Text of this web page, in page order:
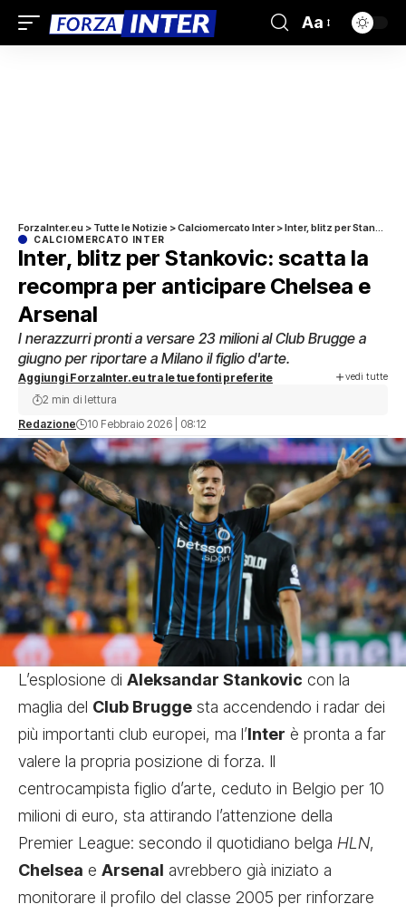
Aa
ForzaInter.eu > Tutte le Notizie >Calciomercato Inter>Inter, blitz per Stankovic: scatta la recompra per anticipare Chelsea e Arsenal
CALCIOMERCATO INTER
Inter, blitz per Stankovic: scatta la
recompra per anticipare Chelsea e
Arsenal
I nerazzurri pronti a versare 23 milioni al Club Brugge a
giugno per riportare a Milano il figlio d'arte.
Aggiungi ForzaInter.eu tra le tue fonti preferite vedi tutte
Redazione 10 Febbraio 2026 | 08:12
2 min di lettura
L’esplosione di Aleksandar Stankovic con la
maglia del Club Brugge sta accendendo i radar dei
più importanti club europei, ma l’Inter è pronta a far
valere la propria posizione di forza. Il
centrocampista figlio d’arte, ceduto in Belgio per 10
milioni di euro, sta attirando l’attenzione della
Premier League: secondo il quotidiano belga HLN,
Chelsea e Arsenal avrebbero già iniziato a
monitorare il profilo del classe 2005 per rinforzare